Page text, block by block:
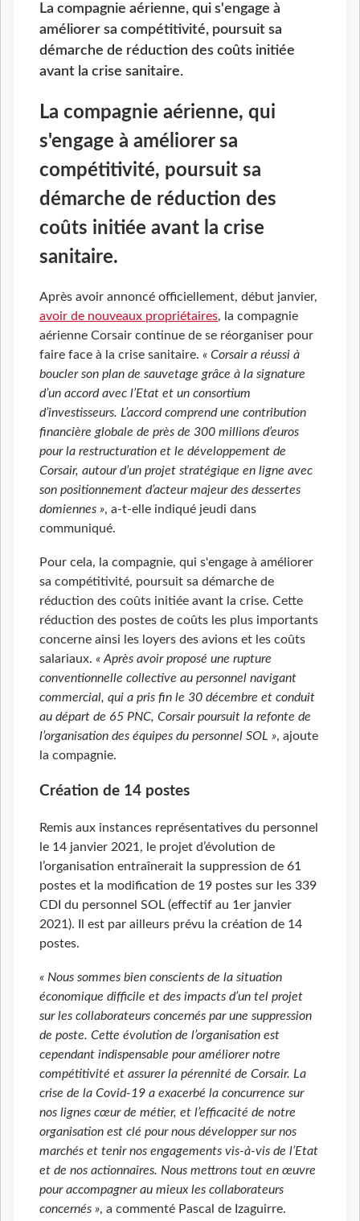
La compagnie aérienne, qui s'engage à
améliorer sa compétitivité, poursuit sa
démarche de réduction des coûts initiée
avant la crise sanitaire.
La compagnie aérienne, qui
s'engage à améliorer sa
compétitivité, poursuit sa
démarche de réduction des
coûts initiée avant la crise
sanitaire.
Après avoir annoncé officiellement, début janvier,
avoir de nouveaux propriétaires, la compagnie
aérienne Corsair continue de se réorganiser pour
faire face à la crise sanitaire. « Corsair a réussi à
boucler son plan de sauvetage grâce à la signature
d’un accord avec l’Etat et un consortium
d’investisseurs. L’accord comprend une contribution
financière globale de près de 300 millions d’euros
pour la restructuration et le développement de
Corsair, autour d’un projet stratégique en ligne avec
son positionnement d’acteur majeur des dessertes
domiennes », a-t-elle indiqué jeudi dans
communiqué.
Pour cela, la compagnie, qui s'engage à améliorer
sa compétitivité, poursuit sa démarche de
réduction des coûts initiée avant la crise. Cette
réduction des postes de coûts les plus importants
concerne ainsi les loyers des avions et les coûts
salariaux. « Après avoir proposé une rupture
conventionnelle collective au personnel navigant
commercial, qui a pris fin le 30 décembre et conduit
au départ de 65 PNC, Corsair poursuit la refonte de
l’organisation des équipes du personnel SOL », ajoute
la compagnie.
Création de 14 postes
Remis aux instances représentatives du personnel
le 14 janvier 2021, le projet d’évolution de
l’organisation entraînerait la suppression de 61
postes et la modification de 19 postes sur les 339
CDI du personnel SOL (effectif au 1er janvier
2021). Il est par ailleurs prévu la création de 14
postes.
« Nous sommes bien conscients de la situation
économique difficile et des impacts d’un tel projet
sur les collaborateurs concernés par une suppression
de poste. Cette évolution de l’organisation est
cependant indispensable pour améliorer notre
compétitivité et assurer la pérennité de Corsair. La
crise de la Covid-19 a exacerbé la concurrence sur
nos lignes cœur de métier, et l’efficacité de notre
organisation est clé pour nous développer sur nos
marchés et tenir nos engagements vis-à-vis de l’Etat
et de nos actionnaires. Nous mettrons tout en œuvre
pour accompagner au mieux les collaborateurs
concernés », a commenté Pascal de Izaguirre.